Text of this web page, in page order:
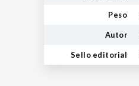
Peso
Autor
Sello editorial